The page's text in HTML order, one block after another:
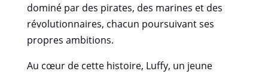
dominé par des pirates, des marines et des
révolutionnaires, chacun poursuivant ses
propres ambitions.
Au cœur de cette histoire, Luffy, un jeune